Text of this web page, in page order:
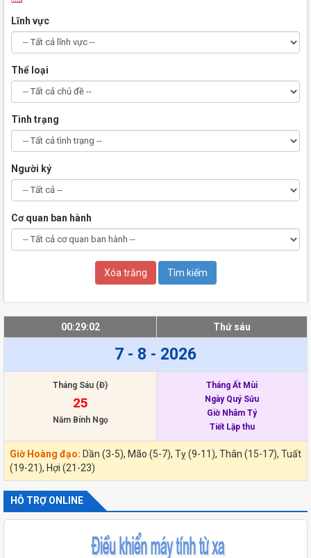
Lĩnh vực
Thể loại
Tình trạng
Người ký
Cơ quan ban hành
00:29:02 Thứ sáu
7 - 8 - 2026
Tháng Sáu (Đ)
25
Năm Bính Ngọ
Tháng Ất Mùi
Ngày Quý Sửu
Giờ Nhâm Tý
Tiết Lập thu
Giờ Hoàng đạo: Dần (3-5), Mão (5-7), Tỵ (9-11), Thân (15-17), Tuất
(19-21), Hợi (21-23)
HỖ TRỢ ONLINE